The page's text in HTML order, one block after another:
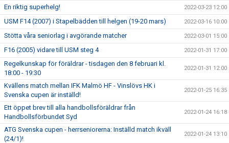
En riktig superhelg! 2022-03-23 12:00
USM F14 (2007) i Stapelbädden till helgen (19-20 mars) 2022-03-16 10:00
Stötta våra seniorlag i avgörande matcher 2022-03-01 15:00
F16 (2005) vidare till USM steg 4 2022-01-31 17:00
Regelkunskap för föräldrar - tisdagen den 8 februari kl.
18:00 - 19:30
2022-01-31 12:00
Kvällens match mellan IFK Malmö HF - Vinslövs HK i
Svenska cupen är inställd!
2022-01-25 16:35
Ett öppet brev till alla handbollsföräldrar från
Handbollsförbundet Syd
2022-01-24 16:18
ATG Svenska cupen - herrseniorerna: Inställd match ikväll
(24/1)!
2022-01-24 13:10